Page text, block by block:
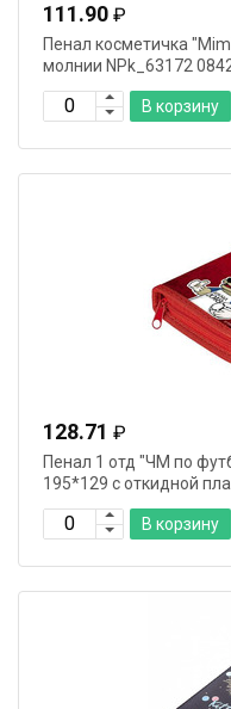
111.90 ₽
Пенал косметичка
молнии NPk_63172
В корзину
128.71 ₽
Пенал 1 отд "ЧМ по
195*129 с откидной
В корзину